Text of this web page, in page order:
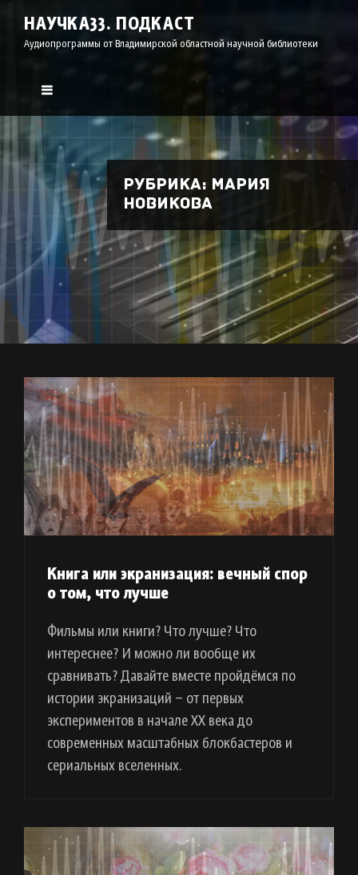
НАУЧКА33. ПОДКАСТ
Аудиопрограммы от Владимирской областной научной библиотеки
Рубрика: Мария
Новикова
Книга или экранизация: вечный спор
о том, что лучше
Фильмы или книги? Что лучше? Что
интереснее? И можно ли вообще их
сравнивать? Давайте вместе пройдёмся по
истории экранизаций – от первых
экспериментов в начале XX века до
современных масштабных блокбастеров и
сериальных вселенных.